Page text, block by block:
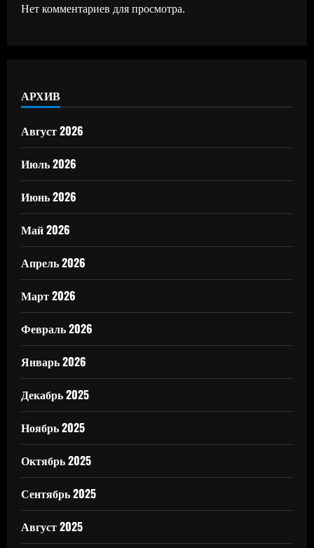
Нет комментариев для просмотра.
АРХИВ
Август 2026
Июль 2026
Июнь 2026
Май 2026
Апрель 2026
Март 2026
Февраль 2026
Январь 2026
Декабрь 2025
Ноябрь 2025
Октябрь 2025
Сентябрь 2025
Август 2025